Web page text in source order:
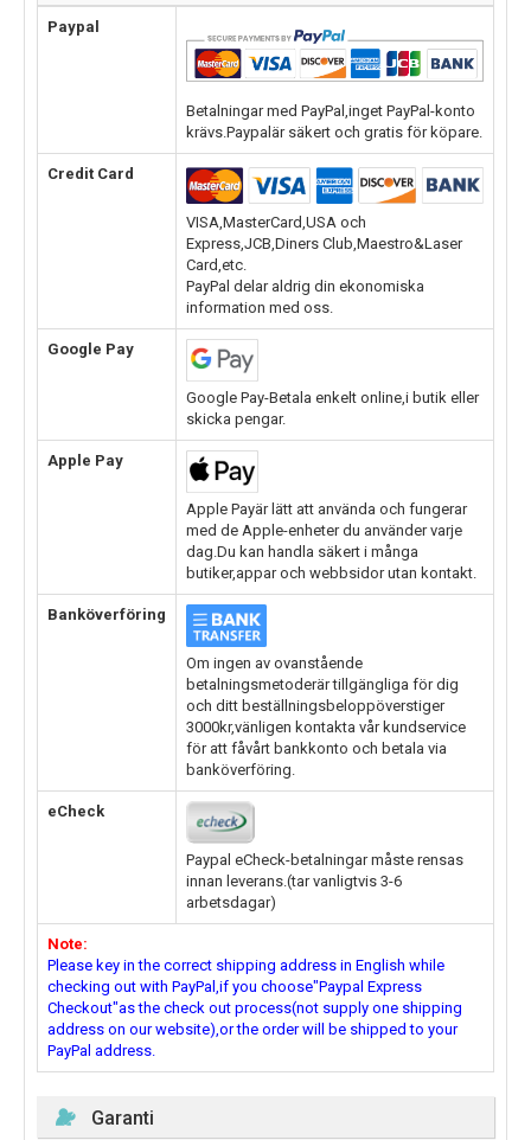
Paypal
Betalningar med PayPal,inget PayPal-konto
krävs.Paypalär säkert och gratis för köpare.
Credit Card
VISA,MasterCard,USA och
Express,JCB,Diners Club,Maestro&Laser
Card,etc.
PayPal delar aldrig din ekonomiska
information med oss.
Google Pay
Google Pay-Betala enkelt online,i butik eller
skicka pengar.
Apple Pay
Apple Payär lätt att använda och fungerar
med de Apple-enheter du använder varje
dag.Du kan handla säkert i många
butiker,appar och webbsidor utan kontakt.
Banköverföring
Om ingen av ovanstående
betalningsmetoderär tillgängliga för dig
och ditt beställningsbeloppöverstiger
3000kr,vänligen kontakta vår kundservice
för att fåvårt bankkonto och betala via
banköverföring.
eCheck
Paypal eCheck-betalningar måste rensas
innan leverans.(tar vanligtvis 3-6
arbetsdagar)
Note:
Please key in the correct shipping address in English while
checking out with PayPal,if you choose"Paypal Express
Checkout"as the check out process(not supply one shipping
address on our website),or the order will be shipped to your
PayPal address.
Garanti